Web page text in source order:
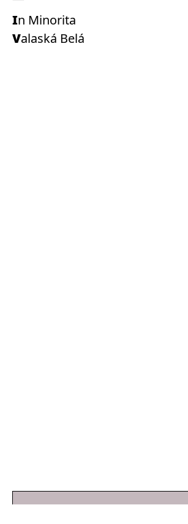
In Minorita
Valaská Belá